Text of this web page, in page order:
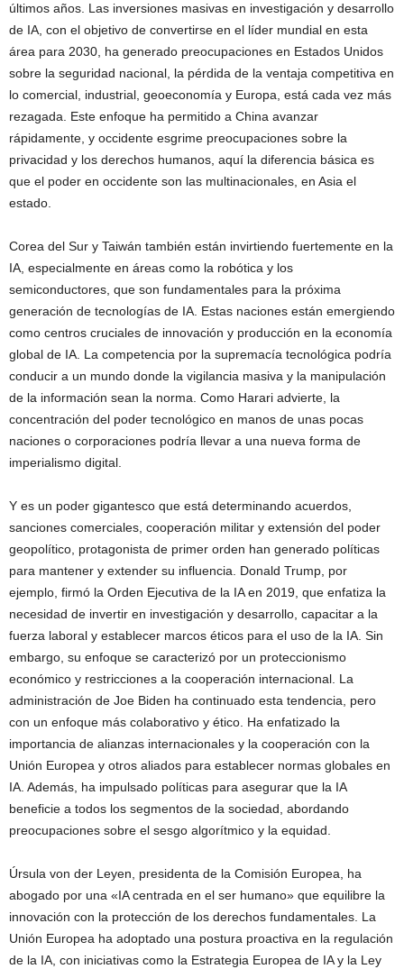
últimos años. Las inversiones masivas en investigación y desarrollo
de IA, con el objetivo de convertirse en el líder mundial en esta
área para 2030, ha generado preocupaciones en Estados Unidos
sobre la seguridad nacional, la pérdida de la ventaja competitiva en
lo comercial, industrial, geoeconomía y Europa, está cada vez más
rezagada. Este enfoque ha permitido a China avanzar
rápidamente, y occidente esgrime preocupaciones sobre la
privacidad y los derechos humanos, aquí la diferencia básica es
que el poder en occidente son las multinacionales, en Asia el
estado.
Corea del Sur y Taiwán también están invirtiendo fuertemente en la
IA, especialmente en áreas como la robótica y los
semiconductores, que son fundamentales para la próxima
generación de tecnologías de IA. Estas naciones están emergiendo
como centros cruciales de innovación y producción en la economía
global de IA. La competencia por la supremacía tecnológica podría
conducir a un mundo donde la vigilancia masiva y la manipulación
de la información sean la norma. Como Harari advierte, la
concentración del poder tecnológico en manos de unas pocas
naciones o corporaciones podría llevar a una nueva forma de
imperialismo digital.
Y es un poder gigantesco que está determinando acuerdos,
sanciones comerciales, cooperación militar y extensión del poder
geopolítico, protagonista de primer orden han generado políticas
para mantener y extender su influencia. Donald Trump, por
ejemplo, firmó la Orden Ejecutiva de la IA en 2019, que enfatiza la
necesidad de invertir en investigación y desarrollo, capacitar a la
fuerza laboral y establecer marcos éticos para el uso de la IA. Sin
embargo, su enfoque se caracterizó por un proteccionismo
económico y restricciones a la cooperación internacional. La
administración de Joe Biden ha continuado esta tendencia, pero
con un enfoque más colaborativo y ético. Ha enfatizado la
importancia de alianzas internacionales y la cooperación con la
Unión Europea y otros aliados para establecer normas globales en
IA. Además, ha impulsado políticas para asegurar que la IA
beneficie a todos los segmentos de la sociedad, abordando
preocupaciones sobre el sesgo algorítmico y la equidad.
Úrsula von der Leyen, presidenta de la Comisión Europea, ha
abogado por una «IA centrada en el ser humano» que equilibre la
innovación con la protección de los derechos fundamentales. La
Unión Europea ha adoptado una postura proactiva en la regulación
de la IA, con iniciativas como la Estrategia Europea de IA y la Ley